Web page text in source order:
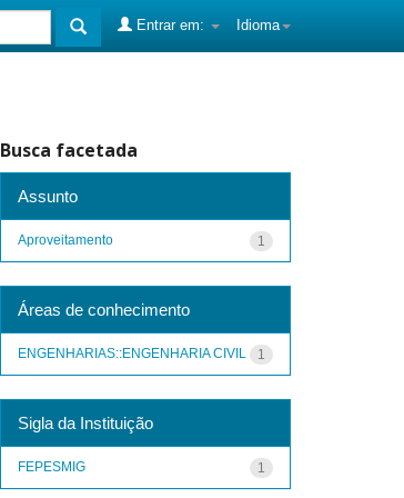
Idioma
Entrar em:
Busca facetada
Assunto
1
Aproveitamento
Áreas de conhecimento
1
ENGENHARIAS::ENGENHARIA CIVIL
Sigla da Instituição
1
FEPESMIG